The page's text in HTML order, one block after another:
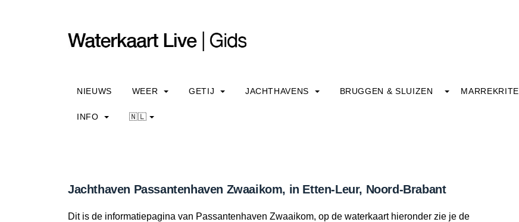
NIEUWS WEER GETIJ JACHTHAVENS BRUGGEN & SLUIZEN MARREKRITE
INFO 🇳🇱
Jachthaven Passantenhaven Zwaaikom, in Etten-Leur, Noord-Brabant
Dit is de informatiepagina van Passantenhaven Zwaaikom, op de waterkaart hieronder zie je de